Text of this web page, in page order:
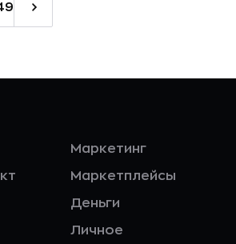
Маркетинг
Маркетплейсы
Деньги
Личное